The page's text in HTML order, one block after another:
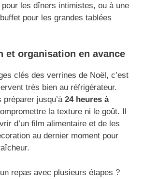
les dîners intimistes, ou à une
pour les grandes tablées
et organisation en avance
clés des verrines de Noël, c’est
très bien au réfrigérateur.
jusqu’à 24 heures à
la texture ni le goût. Il
d’un film alimentaire et de les
au dernier moment pour
repas avec plusieurs étapes ?